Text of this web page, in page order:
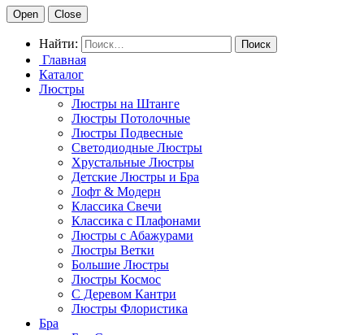
Open Close
Найти:
Главная
Каталог
Люстры
Люстры на Штанге
Люстры Потолочные
Люстры Подвесные
Светодиодные Люстры
Хрустальные Люстры
Детские Люстры и Бра
Лофт & Модерн
Классика Свечи
Классика с Плафонами
Люстры с Абажурами
Люстры Ветки
Большие Люстры
Люстры Космос
С Деревом Кантри
Люстры Флористика
Бра